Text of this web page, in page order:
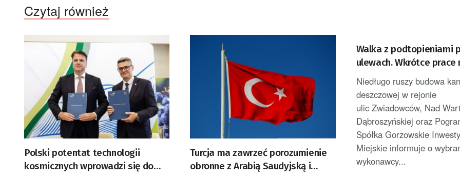
Czytaj również
Polski potentat technologii
kosmicznych wprowadzi się do
Turcja ma zawrzeć porozumienie
obronne z Arabią Saudyjską i
Walka z podtopieniami
ulewach. Wkrótce prace
ulicach Gorzowa
Niedługo ruszy budowa
deszczowej w rejonie
ulic Zwiadowców, Nad
Dąbroszyńskiej oraz
Spółka Gorzowskie
Miejskie informuje o
wykonawcy...